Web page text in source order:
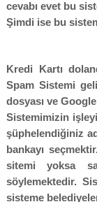
cevabı evet bu
Şimdi ise bu
Kredi Kartı
Spam Sistemi
dosyası ve
Sistemimizin
şüphelendiğiniz
bankayı
sitemi yoksa
söylemektedir.
sisteme